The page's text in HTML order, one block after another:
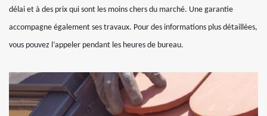
délai et à des prix qui sont les moins chers du marché. Une garantie
accompagne également ses travaux. Pour des informations plus détaillées,
vous pouvez l’appeler pendant les heures de bureau.